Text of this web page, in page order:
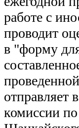
работе с
проводит
в "форму
отправляет
комиссии